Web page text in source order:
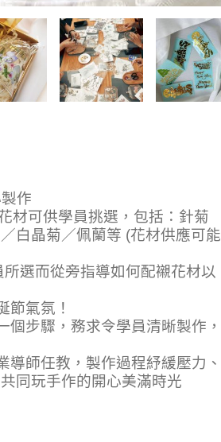
作
材可供學員挑選，包括：針菊
白晶菊／佩蘭等 (花材供應可能
選而從旁指導如何配襯花材以
節氣氛！
步驟，務求令學員清晰製作，
導師任教，製作過程紓緩壓力、
同玩手作的開心美滿時光